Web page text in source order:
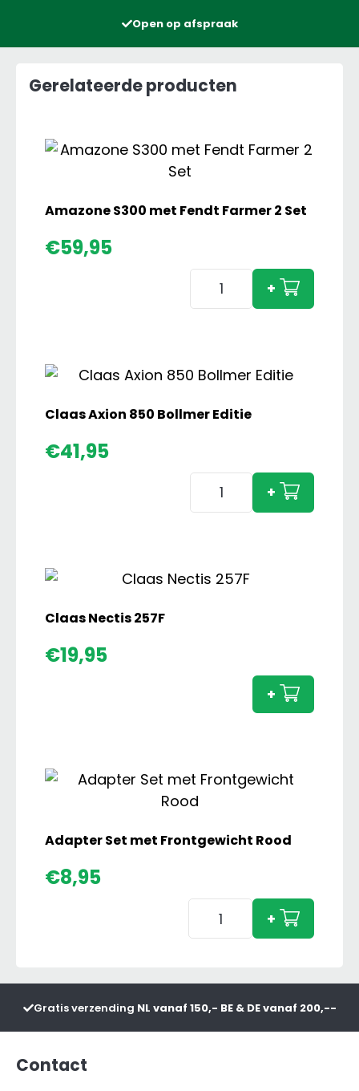
Open op afspraak
Gerelateerde producten
Amazone S300 met Fendt Farmer 2 Set
€59,95
Amazone
S300
Farmer
2
Set
+
Claas Axion 850 Bollmer Editie
€41,95
Claas
Axion
Editie
aantal
+
Claas Nectis 257F
€19,95
aantal
+
Adapter Set met Frontgewicht Rood
€8,95
Adapter
aantal
+
Gratis verzending NL vanaf 150,- BE & DE vanaf 200,--
Contact